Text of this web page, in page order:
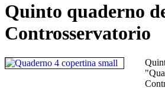
Quinto quaderno
Controsservatorio